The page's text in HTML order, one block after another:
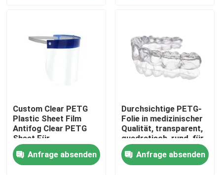
Über uns
Qualitätskontrolle
Treten Sie mit uns in Verbindung
Custom Clear PETG
Plastic Sheet Film
Antifog Clear PETG
Sheet Für
Gesichtsschutz Maske
Anfrage absenden
Durchsichtige PETG-
Folie in medizinischer
Qualität, transparent,
quadratisch, rund, für
durchsichtige Aligner
Anfrage absenden